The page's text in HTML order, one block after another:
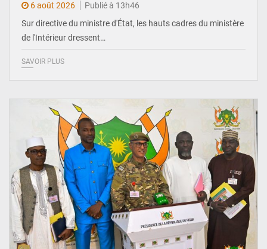
6 août 2026
Publié à 13h46
Sur directive du ministre d'État, les hauts cadres du ministère
de l'Intérieur dressent…
SAVOIR PLUS